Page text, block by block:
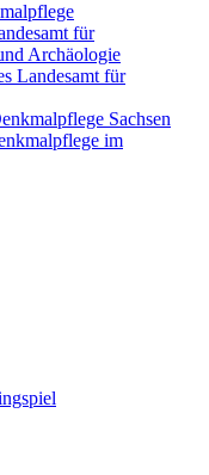
für
Archäologie
Landesamt für
Sachsen
im